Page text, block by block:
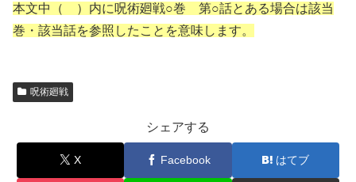
本文中（ ）内に呪術廻戦○巻 第○話とある場合は該当
巻・該当話を参照したことを意味します。
呪術廻戦
シェアする
X Facebook はてブ